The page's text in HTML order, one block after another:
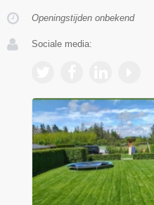
Openingstijden onbekend
Sociale media: